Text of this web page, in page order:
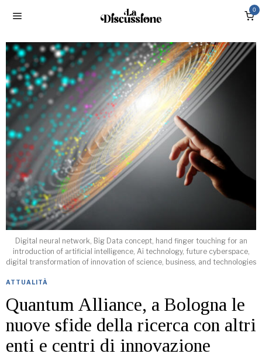
0
Digital neural network, Big Data concept, hand finger touching for an
introduction of artificial intelligence, Ai technology, future cyberspace,
digital transformation of innovation of science, business, and technologies
ATTUALITÀ
Quantum Alliance, a Bologna le
nuove sfide della ricerca con altri
enti e centri di innovazione